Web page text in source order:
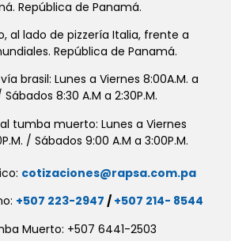
República de Panamá.
al lado de pizzería Italia, frente a
República de Panamá.
brasil: Lunes a Viernes 8:00A.M. a
Sábados 8:30 A.M a 2:30P.M.
tumba muerto: Lunes a Viernes
/ Sábados 9:00 A.M a 3:00P.M.
cotizaciones@rapsa.com.pa
+507 223-2947 / +507 214- 8544
Muerto: +507 6441-2503